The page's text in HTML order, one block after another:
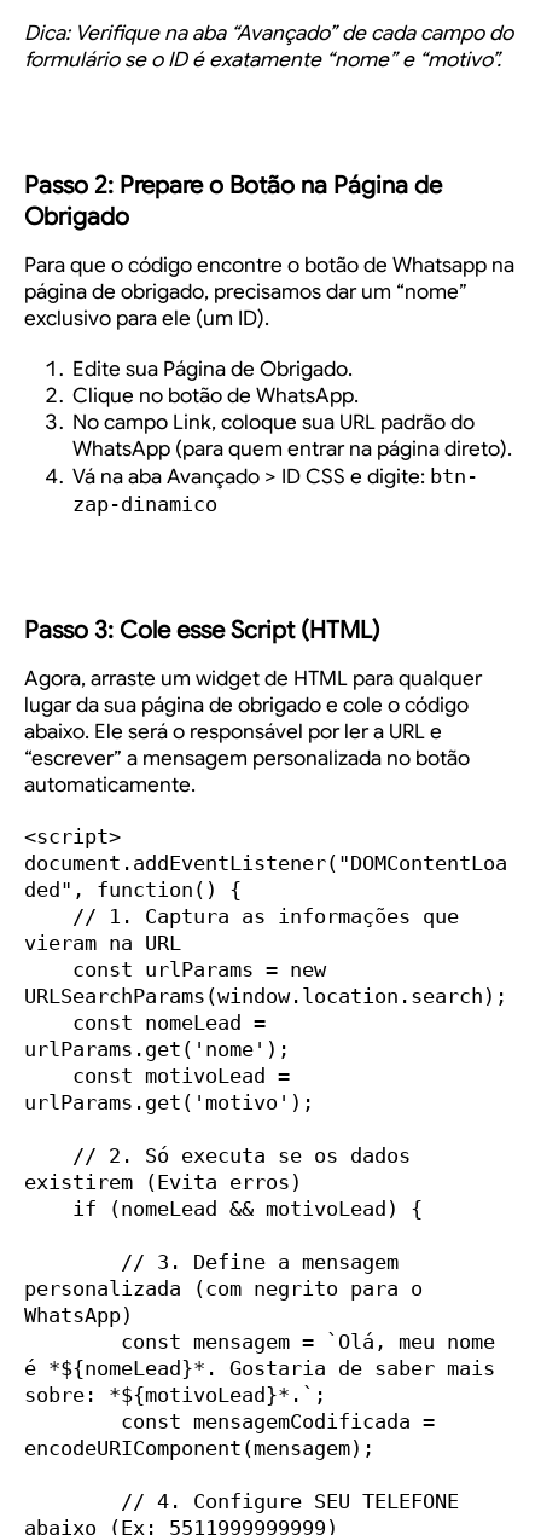
Dica: Verifique na aba “Avançado” de cada campo do
formulário se o ID é exatamente “nome” e “motivo”.
Passo 2: Prepare o Botão na Página de
Obrigado
Para que o código encontre o botão de Whatsapp na
página de obrigado, precisamos dar um “nome”
exclusivo para ele (um ID).
Edite sua Página de Obrigado.
Clique no botão de WhatsApp.
No campo Link, coloque sua URL padrão do
WhatsApp (para quem entrar na página direto).
Vá na abaAvançado > ID CSS e digite: btn-
zap-dinamico
Passo 3: Cole esse Script (HTML)
Agora, arraste um widget de HTML para qualquer
lugar da sua página de obrigado e cole o código
abaixo. Ele será o responsável por ler a URL e
“escrever” a mensagem personalizada no botão
automaticamente.
<script>
document.addEventListener("DOMContentLoa
ded", function() {
vieram na URL
URLSearchParams(window.location.search);
urlParams.get('nome');
urlParams.get('motivo');
existirem (Evita erros)
personalizada (com negrito para o
WhatsApp)
é *${nomeLead}*. Gostaria de saber mais
sobre: *${motivoLead}*.`;
encodeURIComponent(mensagem);
abaixo (Ex: 5511999999999)